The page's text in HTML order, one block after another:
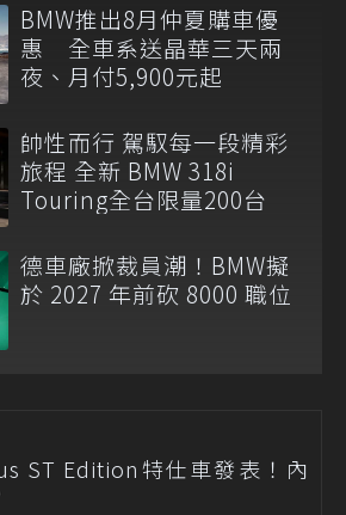
BMW推出8月仲夏購車優
惠 全車系送晶華三天兩
夜、月付5,900元起
帥性而行 駕馭每一段精彩
旅程 全新 BMW 318i
Touring全台限量200台
德車廠掀裁員潮！BMW擬
於 2027 年前砍 8000 職位
ST Edition特仕車發表！內